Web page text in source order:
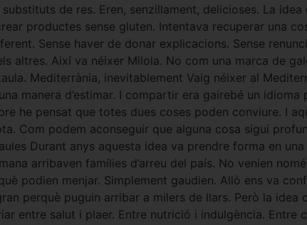
substituts de res. Eren, senzillament, delicioses. La
productes sense gluten. Intentava recuperar una
Sense haver de donar explicacions. Sense
altres. Així va néixer Milola. No com una marca de
Mediterrània, inevitablement Vaig néixer al
manera d’estimar. I compartir era gairebé un
he pensat que totes dues coses poden conviure. I
Com podem aconseguir que alguna cosa sigui
Durant anys aquesta idea va prendre forma en
arribaven famílies d’arreu del país. No venien
podien menjar. Simplement gaudien. Allò ens va
perquè puguin arribar a milers de llars. Però la
entre salut i plaer. Entre nutrició i indulgència.